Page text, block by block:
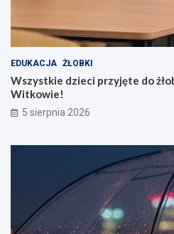
a
p
i
s
y
t
r
a
t
a
K
r
a
i
EDUKACJA ŻŁOBKI
Wszystkie dzieci przyjęte do
Witkowie!
5 sierpnia 2026